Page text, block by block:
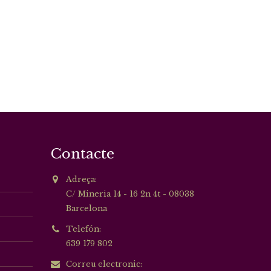
Contacte
Adreça:
C/ Mineria 14 - 16 2n 4t - 08038
Barcelona
Telefón:
639 179 802
Correu electronic: